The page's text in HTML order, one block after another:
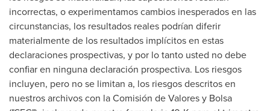
incorrectas, o experimentamos cambios inesperados en las
circunstancias, los resultados reales podrían diferir
materialmente de los resultados implícitos en estas
declaraciones prospectivas, y por lo tanto usted no debe
confiar en ninguna declaración prospectiva. Los riesgos
incluyen, pero no se limitan a, los riesgos descritos en
nuestros archivos con la Comisión de Valores y Bolsa